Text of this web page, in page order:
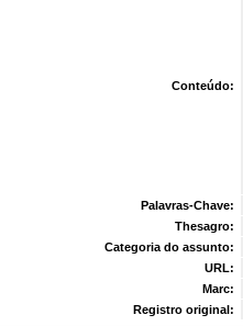
Conteúdo:
Palavras-Chave:
Thesagro:
Categoria do assunto:
URL:
Marc:
Registro original: